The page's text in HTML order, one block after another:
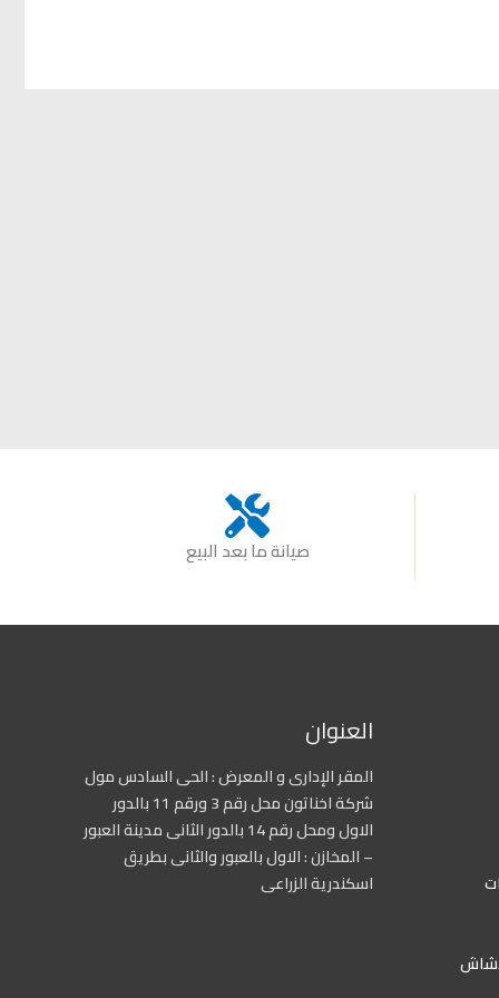
صيانة ما بعد البيع
العنوان
المقر الإدارى و المعرض : الحى السادس مول
شركة اخناتون محل رقم 3 ورقم 11 بالدور
الاول ومحل رقم 14 بالدور الثانى مدينة العبور
– المخازن : الاول بالعبور والثانى بطريق
اسكندرية الزراعى